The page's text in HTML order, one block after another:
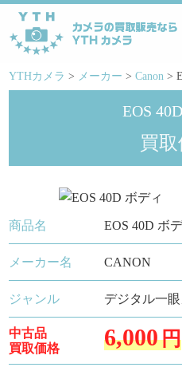
YTHカメラ > メーカー >Canon >
EOS
買
商品名 EOS 40D ボ
メーカー名 CANON
ジャンル デジタル一
中古品
買取価格
6,000円